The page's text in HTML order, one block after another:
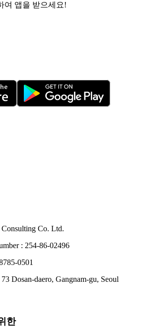
여 앱을 받으세요!
Co. Ltd.
: 254-86-02496
0501
Dosan-daero, Gangnam-gu, Seoul
한